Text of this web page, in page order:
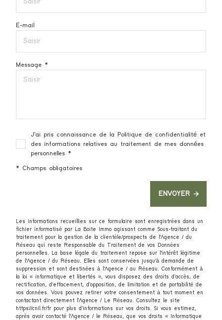
E-mail
Message *
J'ai pris connaissance de la Politique de confidentialité et
des informations relatives au traitement de mes données
personnelles *
* Champs obligatoires
ENVOYER
Les informations recueillies sur ce formulaire sont enregistrées dans un
fichier informatisé par La Boite Immo agissant comme Sous-traitant du
traitement pour la gestion de la clientèle/prospects de l'Agence / du
Réseau qui reste Responsable du Traitement de vos Données
personnelles. La base légale du traitement repose sur l'intérêt légitime
de l'Agence / du Réseau. Elles sont conservées jusqu'à demande de
suppression et sont destinées à l'Agence / au Réseau. Conformément à
la loi « informatique et libertés », vous disposez des droits d’accès, de
rectification, d’effacement, d’opposition, de limitation et de portabilité de
vos données. Vous pouvez retirer votre consentement à tout moment en
contactant directement l’Agence / Le Réseau. Consultez le site
https://cnil.fr/fr pour plus d’informations sur vos droits. Si vous estimez,
après avoir contacté l'Agence / le Réseau, que vos droits « Informatique